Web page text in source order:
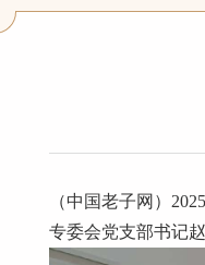
（中国老子网）
专委会党支部书记